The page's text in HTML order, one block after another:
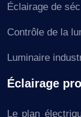
Éclairage de
Contrôle de la
Luminaire
Éclairage
Le plan